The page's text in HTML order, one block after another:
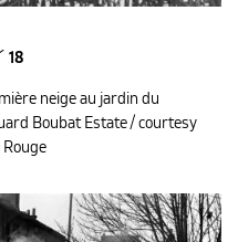
18
neige au jardin du
Boubat Estate / courtesy
Rouge